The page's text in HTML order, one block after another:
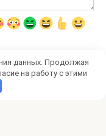
со спамом.
данных. Продолжая
на работу с этими